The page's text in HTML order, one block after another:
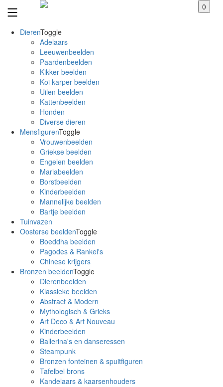
0
DierenToggle
Adelaars
Leeuwenbeelden
Paardenbeelden
Kikker beelden
Koi karper beelden
Uilen beelden
Kattenbeelden
Honden
Diverse dieren
MensfigurenToggle
Vrouwenbeelden
Griekse beelden
Engelen beelden
Mariabeelden
Borstbeelden
Kinderbeelden
Mannelijke beelden
Bartje beelden
Tuinvazen
Oosterse beeldenToggle
Boeddha beelden
Pagodes & Rankei's
Chinese krijgers
Bronzen beeldenToggle
Dierenbeelden
Klassieke beelden
Abstract & Modern
Mythologisch & Grieks
Art Deco & Art Nouveau
Kinderbeelden
Ballerina's en danseressen
Steampunk
Bronzen fonteinen & spuitfiguren
Tafelbel brons
Kandelaars & kaarsenhouders